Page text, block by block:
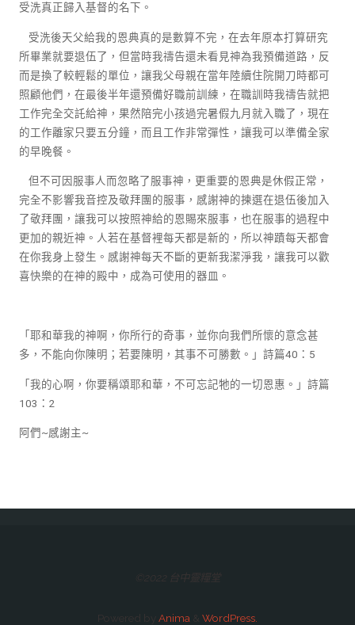
受洗真正歸入基督的名下。
受洗後天父給我的恩典真的是數算不完，在去年原本打算研究
所畢業就要退伍了，但當時我禱告還未看見神為我預備道路，反
而是換了較輕鬆的單位，讓我父母親在當年陸續住院開刀時都可
照顧他們，在最後半年還預備好職前訓練，在職訓時我禱告就把
工作完全交託給神，果然陪完小孩過完暑假九月就入職了，現在
的工作離家只要五分鐘，而且工作非常彈性，讓我可以準備全家
的早晚餐。
但不可因服事人而忽略了服事神，更重要的恩典是休假正常，
完全不影響我音控及敬拜團的服事，感謝神的揀選在退伍後加入
了敬拜團，讓我可以按照神給的恩賜來服事，也在服事的過程中
更加的親近神。人若在基督裡每天都是新的，所以神蹟每天都會
在你我身上發生。感謝神每天不斷的更新我潔淨我，讓我可以歡
喜快樂的在神的殿中，成為可使用的器皿。
「耶和華我的神啊，你所行的奇事，並你向我們所懷的意念甚
多，不能向你陳明；若要陳明，其事不可勝數。」詩篇40：5
「我的心啊，你要稱頌耶和華，不可忘記牠的一切恩惠。」詩篇
103：2
阿們~感謝主~
©2022 台中靈糧堂
Powered by Anima & WordPress.